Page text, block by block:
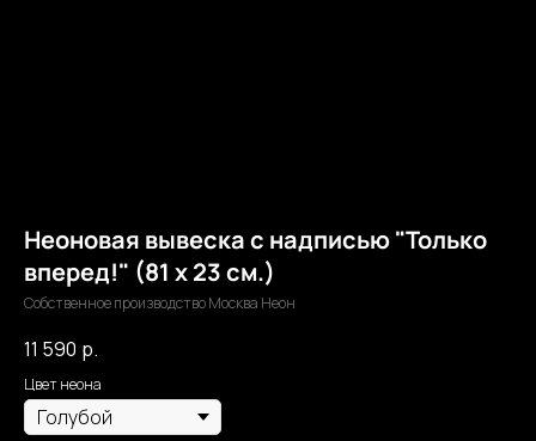
Неоновая вывеска с надписью "Только
вперед!" (81 х 23 см.)
Собственное производство Москва Неон
11 590 р.
Цвет неона